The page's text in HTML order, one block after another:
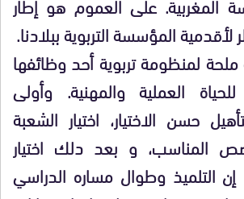
لأقدمية المؤسسة التربوية ببلادنا.
لمنظومة تربوية أحد وظائفها
العملية والمهنية. وأولى
حسن الاختيار، اختيار الشعبة
المناسب، و بعد دلك اختيار
إن التلميذ وطوال مساره الدراسي